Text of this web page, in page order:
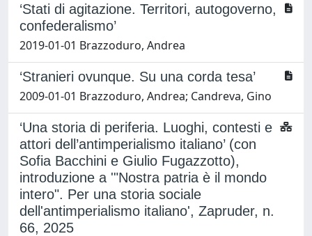
‘Stati di agitazione. Territori, autogoverno,
confederalismo’
2019-01-01 Brazzoduro, Andrea
‘Stranieri ovunque. Su una corda tesa’
2009-01-01 Brazzoduro, Andrea; Candreva, Gino
‘Una storia di periferia. Luoghi, contesti e
attori dell’antimperialismo italiano’ (con
Sofia Bacchini e Giulio Fugazzotto),
introduzione a '"Nostra patria è il mondo
intero". Per una storia sociale
dell'antimperialismo italiano', Zapruder, n.
66, 2025